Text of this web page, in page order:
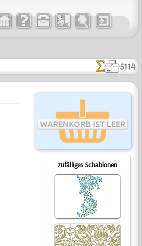
5114
WARENKORB IST LEER
zufälliges Schablonen